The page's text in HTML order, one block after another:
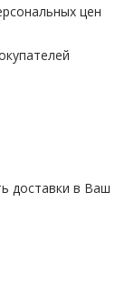
цен
доставки в Ваш